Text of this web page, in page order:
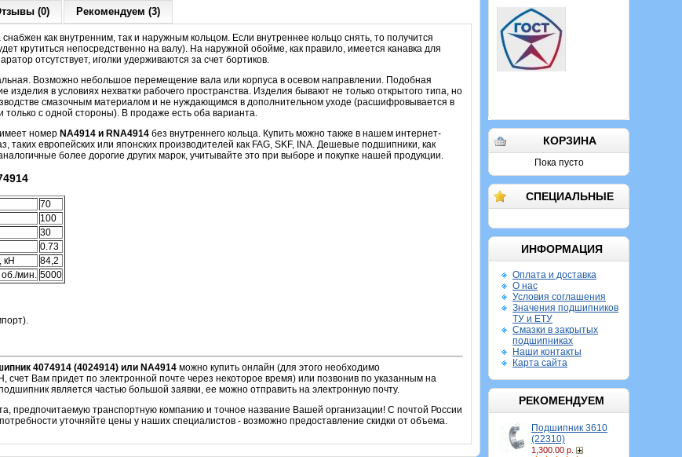
КОРЗИНА
Пока пусто
СПЕЦИАЛЬНЫЕ
ИНФОРМАЦИЯ
Оплата и доставка
О нас
Условия соглашения
Значения подшипников
ТУ и ЕТУ
Смазки в закрытых
подшипниках
Наши контакты
Карта сайта
РЕКОМЕНДУЕМ
Подшипник 3610
(22310)
1,300.00 р.
(0) Рекомендуем (3)
как внутренним, так и наружным кольцом. Если внутреннее кольцо снять, то получится
крутиться непосредственно на валу). На наружной обойме, как правило, имеется канавка для
отсутствует, иголки удерживаются за счет бортиков.
Возможно небольшое перемещение вала или корпуса в осевом направлении. Подобная
изделия в условиях нехватки рабочего пространства. Изделия бывают не только открытого типа, но
смазочным материалом и не нуждающимся в дополнительном уходе (расшифровывается в
с одной стороны). В продаже есть оба варианта.
номер NA4914 и RNA4914 без внутреннего кольца. Купить можно также в нашем интернет-
таких европейских или японских производителей как FAG, SKF, INA. Дешевые подшипники, как
более дорогие других марок, учитывайте это при выборе и покупке нашей продукции.
70
100
30
0.73
кН
84,2
мин. 5000
4074914 (4024914) или NA4914 можно купить онлайн (для этого необходимо
счет Вам придет по электронной почте через некоторое время) или позвонив по указанным на
является частью большой заявки, ее можно отправить на электронную почту.
предпочитаемую транспортную компанию и точное название Вашей организации! С почтой России
уточняйте цены у наших специалистов - возможно предоставление скидки от объема.